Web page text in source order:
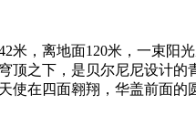
，离地面120米，一束
之下，是贝尔尼尼设计
在四面翱翔，华盖前面